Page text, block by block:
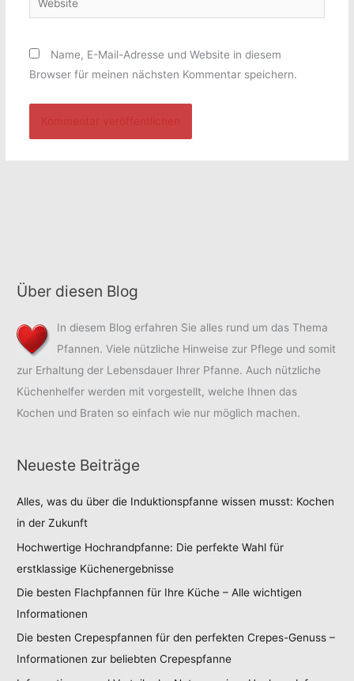
Name, E-Mail-Adresse und Website in diesem
Browser für meinen nächsten Kommentar speichern.
Über diesen Blog
In diesem Blog erfahren Sie alles rund um das Thema
Pfannen. Viele nützliche Hinweise zur Pflege und somit
zur Erhaltung der Lebensdauer Ihrer Pfanne. Auch nützliche
Küchenhelfer werden mit vorgestellt, welche Ihnen das
Kochen und Braten so einfach wie nur möglich machen.
Neueste Beiträge
Alles, was du über die Induktionspfanne wissen musst: Kochen
in der Zukunft
Hochwertige Hochrandpfanne: Die perfekte Wahl für
erstklassige Küchenergebnisse
Die besten Flachpfannen für Ihre Küche – Alle wichtigen
Informationen
Die besten Crepespfannen für den perfekten Crepes-Genuss –
Informationen zur beliebten Crepespfanne